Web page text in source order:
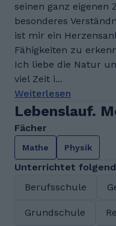
seinen ganz eigenen
besonderes
ist mir ein
Fähigkeiten zu
Ich liebe die Natur
viel Zeit i...
Weiterlesen
Lebenslauf.
Fächer
Mathe Physik
Unterrichtet
Berufsschule
Grundschule